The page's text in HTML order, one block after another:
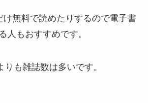
け無料で読めたりするので電子書
人もおすすめです。
りも雑誌数は多いです。